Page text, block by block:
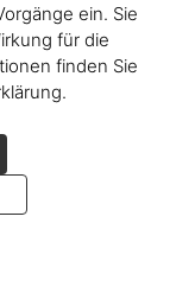
ein. Sie
für die
finden Sie